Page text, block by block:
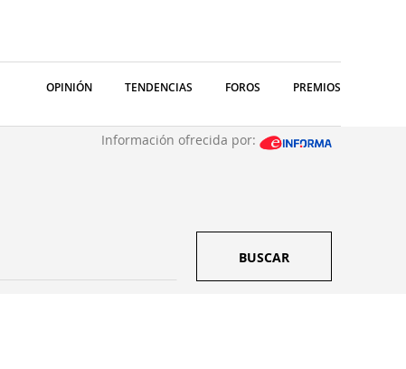
OPINIÓN TENDENCIAS FOROS PREMIOS
Información ofrecida por:
BUSCAR